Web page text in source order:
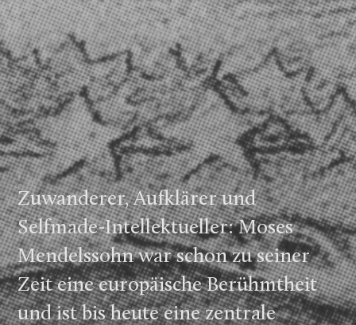
Zuwanderer, Aufklärer und
Selfmade-Intellektueller: Moses
Mendelssohn war schon zu seiner
Zeit eine europäische Berühmt­heit
und ist bis heute eine zentrale